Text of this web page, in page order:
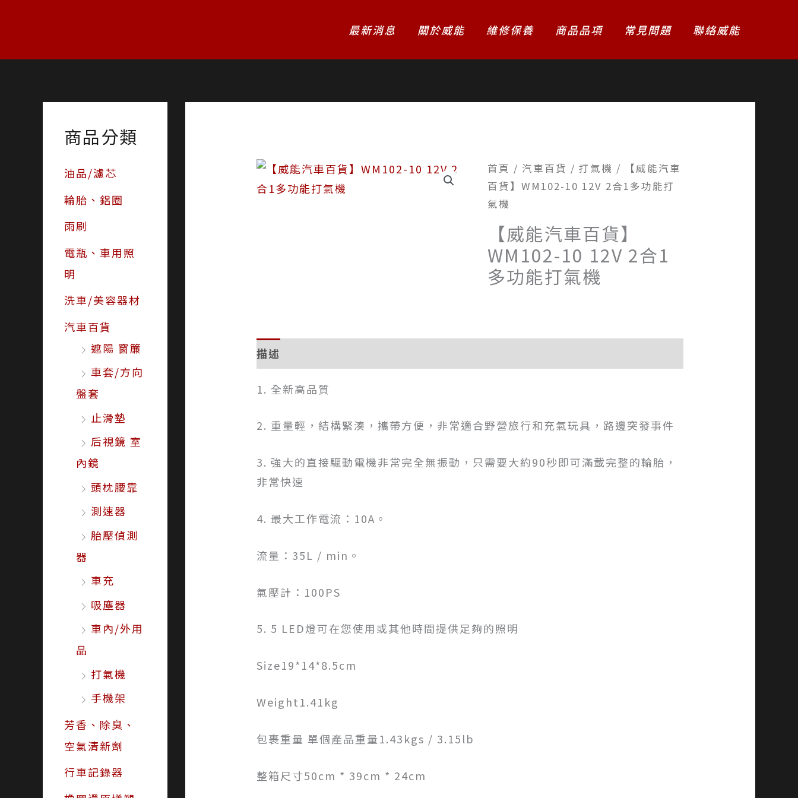
最新消息 關於威能 維修保養 商品品項 常見問題 聯絡威能
商品分類
油品/濾芯
輪胎、鋁圈
雨刷
電瓶、車用照
明
洗車/美容器材
汽車百貨
遮陽 窗簾
車套/方向
盤套
止滑墊
后視鏡 室
內鏡
頭枕腰靠
測速器
胎壓偵測
器
車充
吸塵器
車內/外用
品
打氣機
手機架
芳香、除臭、
空氣清新劑
行車記錄器
首頁 / 汽車百貨 / 打氣機 / 【威能汽車
百貨】WM102-10 12V 2合1多功能打
氣機
【威能汽車百貨】
WM102-10 12V 2合1
多功能打氣機
描述
1. 全新高品質
2. 重量輕，結構緊湊，攜帶方便，非常適合野營旅行和充氣玩具，路邊突發事件
3. 強大的直接驅動電機非常完全無振動，只需要大約90秒即可滿載完整的輪胎，
非常快速
4. 最大工作電流：10A。
流量：35L / min。
氣壓計：100PS
5. 5 LED燈可在您使用或其他時間提供足夠的照明
Size19*14*8.5cm
Weight1.41kg
包裹重量 單個產品重量1.43kgs / 3.15lb
整箱尺寸50cm * 39cm * 24cm